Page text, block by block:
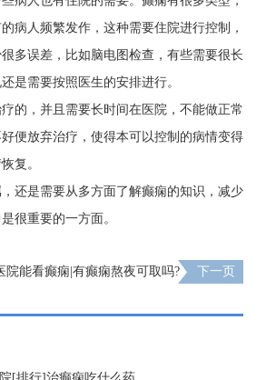
病人频繁发作，这种需要住院进行控制，
多误差，比如脑电图检查，有些需要很长
是需要按照医生的安排进行。
的，并且需要长时间在医院，不能做正常
便放弃治疗，使得本可以控制的病情变得
复。
还是需要从多方面了解癫痫的知识，减少
很重要的一方面。
院能看癫痫|有癫痫熬夜可取吗? 下一页